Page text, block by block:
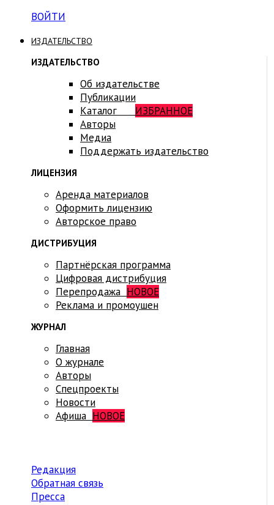
ВОЙТИ
ИЗДАТЕЛЬСТВО
ИЗДАТЕЛЬСТВО
Об издательстве
Публикации
Каталог ИЗБРАННОЕ
Авторы
Медиа
Поддержать издательство
ЛИЦЕНЗИЯ
Аренда материалов
Оформить лицензию
Авторское право
ДИСТРИБУЦИЯ
Партнёрская программа
Цифровая дистрибуция
Перепродажа НОВОЕ
Реклама и промоушен
ЖУРНАЛ
Главная
О журнале
Авторы
Спецпроекты
Новости
Афиша НОВОЕ
Редакция
Обратная связь
Пресса